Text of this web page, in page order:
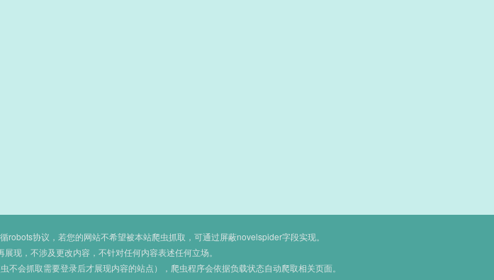
协议，若您的网站不希望被本站爬虫抓取，可通过屏蔽novelspider字段实现。
现，不涉及更改内容，不针对任何内容表述任何立场。
会抓取需要登录后才展现内容的站点），爬虫程序会依据负载状态自动爬取相关页面。